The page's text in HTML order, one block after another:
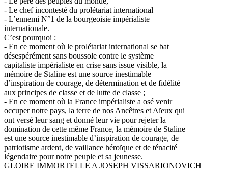
- Le chef incontesté du prolétariat international
- L’ennemi N°1 de la bourgeoisie impérialiste
internationale.
C’est pourquoi :
- En ce moment où le prolétariat international se bat
désespérément sans boussole contre le système
capitaliste impérialiste en crise sans issue visible, la
mémoire de Staline est une source inestimable
d’inspiration de courage, de détermination et de fidélité
aux principes de classe et de lutte de classe ;
- En ce moment où la France impérialiste a osé venir
occuper notre pays, la terre de nos Ancêtres et Aïeux qui
ont versé leur sang et donné leur vie pour rejeter la
domination de cette même France, la mémoire de Staline
est une source inestimable d’inspiration de courage, de
patriotisme ardent, de vaillance héroïque et de ténacité
légendaire pour notre peuple et sa jeunesse.
GLOIRE IMMORTELLE A JOSEPH VISSARIONOVICH